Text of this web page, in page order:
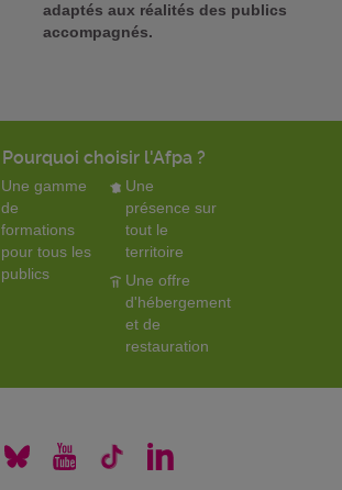
adaptés aux réalités des publics
accompagnés.
Pourquoi choisir l'Afpa ?
Une gamme
de
formations
pour tous les
publics
Une
présence sur
tout le
territoire
Une offre
d'hébergement
et de
restauration